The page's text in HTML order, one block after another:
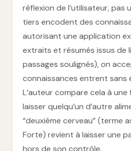
réflexion de l’utilisateur, pas
tiers encodent des
autorisant une application
extraits et résumés issus de
passages soulignés), on
connaissances entrent sans
L’auteur compare cela à une
laisser quelqu’un d’autre
“deuxième cerveau” (terme
Forte) revient à laisser une
hors de son contrôle.